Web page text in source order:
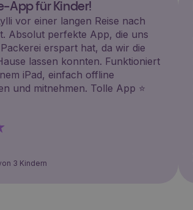
App für Kinder!
vor einer langen Reise nach
Absolut perfekte App, die uns
erspart hat, da wir die
lassen konnten. Funktioniert
iPad, einfach offline
und mitnehmen. Tolle App ⭐️
3 Kindern